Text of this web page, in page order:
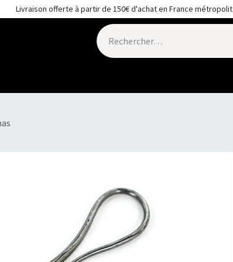
Livraison offerte à partir de 150€ d'achat en France